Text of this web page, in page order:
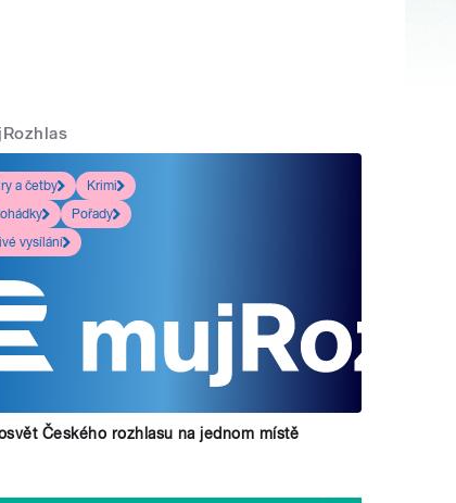
a četby
Krimi
Pořady
vysílání
Českého rozhlasu na jednom místě